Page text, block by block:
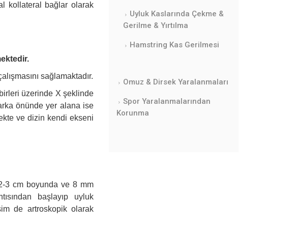
kollateral bağlar olarak
sağlamaktadır.
üzerinde X şeklinde
önünde yer alana ise
ve dizin kendi ekseni
3 cm boyunda ve 8 mm
başlayıp uyluk
de artroskopik olarak
Uyluk Kaslarında Çekme &
Gerilme & Yırtılma
Hamstring Kas Gerilmesi
Omuz & Dirsek Yaralanmaları
Spor Yaralanmalarından
Korunma